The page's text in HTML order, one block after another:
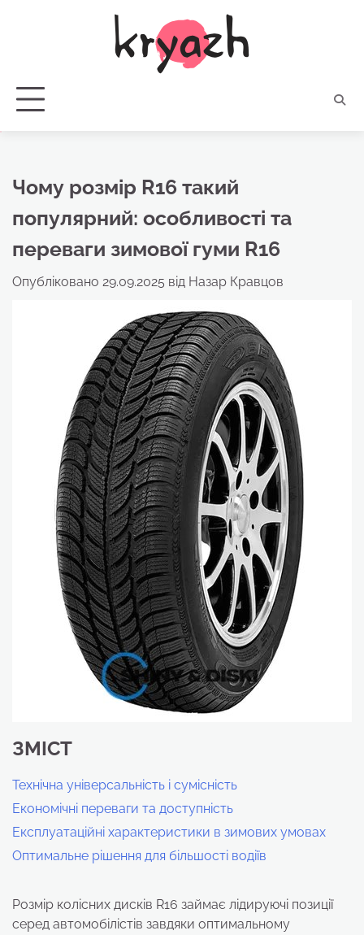
Чому розмір R16 такий
популярний: особливості та
переваги зимової гуми R16
Опубліковано 29.09.2025 від Назар Кравцов
ЗМІСТ
Технічна універсальність і сумісність
Економічні переваги та доступність
Експлуатаційні характеристики в зимових умовах
Оптимальне рішення для більшості водіїв
Розмір колісних дисків R16 займає лідируючі позиції
серед автомобілістів завдяки оптимальному